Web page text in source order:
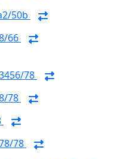
50b
66
78
78
78